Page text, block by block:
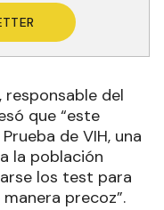
del
que “este
de VIH, una
la población
los test para
precoz”.